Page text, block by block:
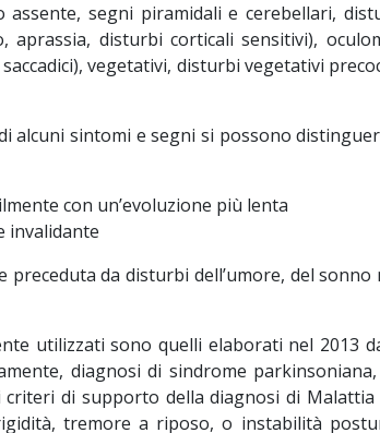
segni piramidali e cerebellari,
disturbi corticali sensitivi),
vegetativi, disturbi vegetativi
alcuni sintomi e segni si possono
con un’evoluzione più lenta
invalidante
da disturbi dell’umore, del
utilizzati sono quelli elaborati nel 2013
diagnosi di sindrome
di supporto della diagnosi di Malattia
tremore a riposo, o instabilità